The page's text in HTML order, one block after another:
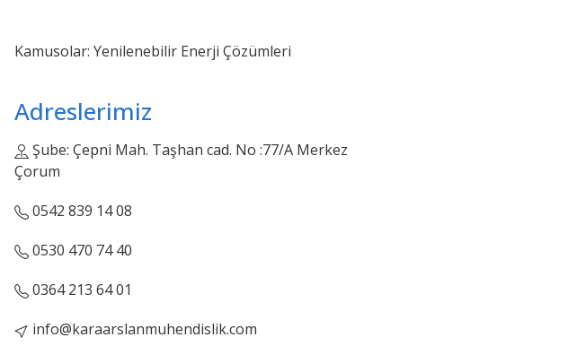
Kamusolar: Yenilenebilir Enerji Çözümleri
Adreslerimiz
Şube: Çepni Mah. Taşhan cad. No :77/A Merkez
Çorum
0542 839 14 08
0530 470 74 40
0364 213 64 01
info@karaarslanmuhendislik.com